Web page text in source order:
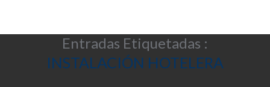
Entradas Etiquetadas :
INSTALACIÓN HOTELERA